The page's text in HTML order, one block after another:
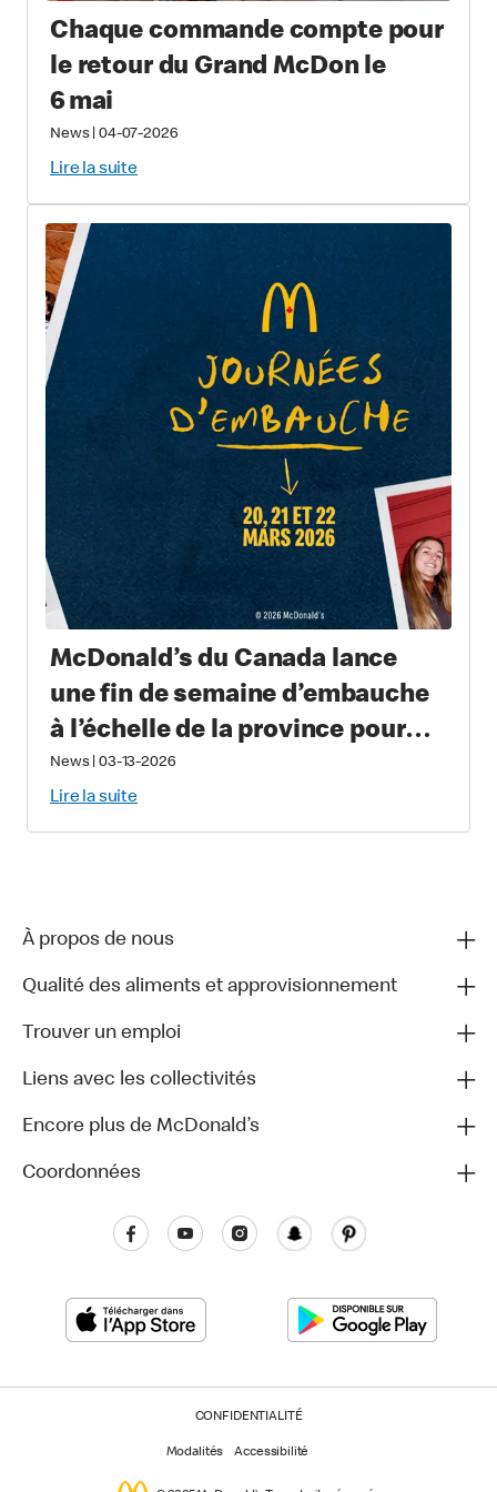
Chaque commande compte pour
le retour du Grand McDon le
6 mai
News| 04-07-2026
Lire la suite
McDonald’s du Canada lance
une fin de semaine d’embauche
à l’échelle de la province pour
recruter près de 2 000 nouveaux
équipiers au Québec
News| 03-13-2026
Lire la suite
À propos de nous
Qualité des aliments et approvisionnement
Trouver un emploi
Liens avec les collectivités
Encore plus de McDonald’s
Coordonnées
CONFIDENTIALITÉ
Modalités Accessibilité